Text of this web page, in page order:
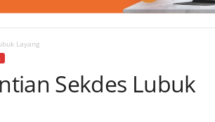
Layang
Sekdes Lubuk